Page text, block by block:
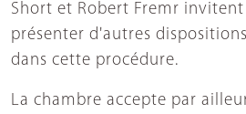
Short et Robert Fremr invitent
présenter d'autres
dans cette procédure.
La chambre accepte par